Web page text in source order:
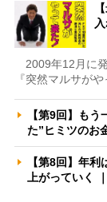
2009年12月に
『突然マルサが
【第9回】も
た”ヒミツのお
【第8回】年
上がっていく